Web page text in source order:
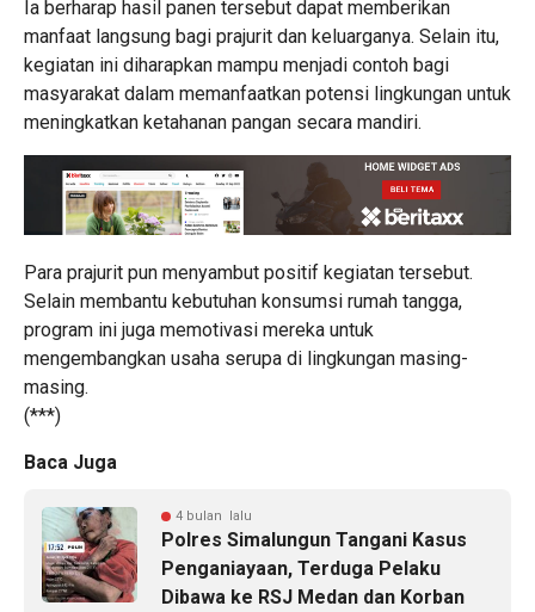
Ia berharap hasil panen tersebut dapat memberikan
manfaat langsung bagi prajurit dan keluarganya. Selain itu,
kegiatan ini diharapkan mampu menjadi contoh bagi
masyarakat dalam memanfaatkan potensi lingkungan untuk
meningkatkan ketahanan pangan secara mandiri.
Para prajurit pun menyambut positif kegiatan tersebut.
Selain membantu kebutuhan konsumsi rumah tangga,
program ini juga memotivasi mereka untuk
mengembangkan usaha serupa di lingkungan masing-
masing.
(***)
Baca Juga
4 bulan lalu
Polres Simalungun Tangani Kasus
Penganiayaan, Terduga Pelaku
Dibawa ke RSJ Medan dan Korban